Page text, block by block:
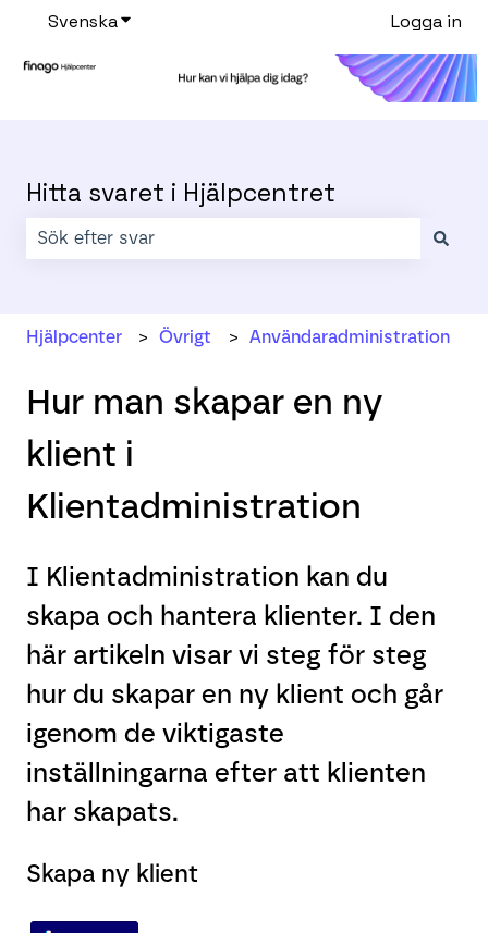
SvenskaVisa undermenyer för översättningarLogga in
Hitta svaret i Hjälpcentret
Hjälpcenter Övrigt Användaradministration
Hur man skapar en ny
klient i
Klientadministration
I Klientadministration kan du
skapa och hantera klienter. I den
här artikeln visar vi steg för steg
hur du skapar en ny klient och går
igenom de viktigaste
inställningarna efter att klienten
har skapats.
Skapa ny klient